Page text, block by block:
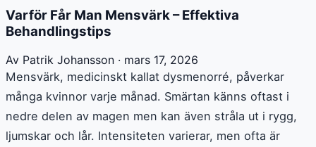
Varför Får Man Mensvärk – Effektiva
Behandlingstips
Av Patrik Johansson · mars 17, 2026
Mensvärk, medicinskt kallat dysmenorré, påverkar
många kvinnor varje månad. Smärtan känns oftast i
nedre delen av magen men kan även stråla ut i rygg,
ljumskar och lår. Intensiteten varierar, men ofta är